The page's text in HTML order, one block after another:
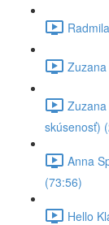
skúsenosť)
Anna
(73:56)
Hello